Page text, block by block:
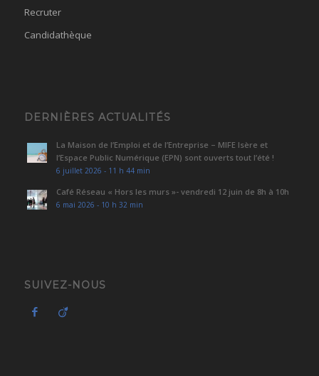
Recruter
Candidathèque
DERNIÈRES ACTUALITÉS
La Maison de l’Emploi et de l’Entreprise – MIFE Isère et
l’Espace Public Numérique (EPN) sont ouverts tout l’été !
6 juillet 2026 - 11 h 44 min
Café Réseau « Hors les murs »- vendredi 12 juin de 8h à 10h
6 mai 2026 - 10 h 32 min
SUIVEZ-NOUS